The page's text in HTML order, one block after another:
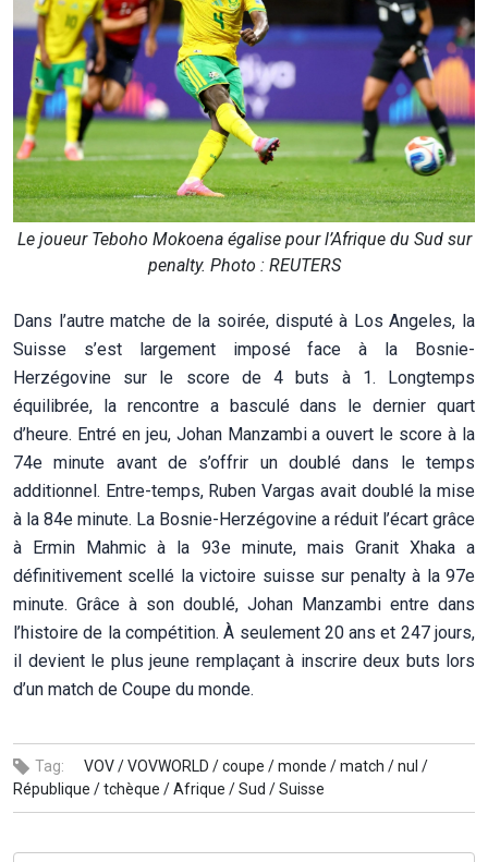
Le joueur Teboho Mokoena égalise pour l’Afrique du Sud sur
penalty. Photo : REUTERS
Dans l’autre matche de la soirée, disputé à Los Angeles, la
Suisse s’est largement imposé face à la Bosnie-
Herzégovine sur le score de 4 buts à 1. Longtemps
équilibrée, la rencontre a basculé dans le dernier quart
d’heure. Entré en jeu, Johan Manzambi a ouvert le score à la
74e minute avant de s’offrir un doublé dans le temps
additionnel. Entre-temps, Ruben Vargas avait doublé la mise
à la 84e minute. La Bosnie-Herzégovine a réduit l’écart grâce
à Ermin Mahmic à la 93e minute, mais Granit Xhaka a
définitivement scellé la victoire suisse sur penalty à la 97e
minute. Grâce à son doublé, Johan Manzambi entre dans
l’histoire de la compétition. À seulement 20 ans et 247 jours,
il devient le plus jeune remplaçant à inscrire deux buts lors
d’un match de Coupe du monde.
Tag: VOV /VOVWORLD /coupe /monde /match /nul /
République /tchèque /Afrique /Sud /Suisse